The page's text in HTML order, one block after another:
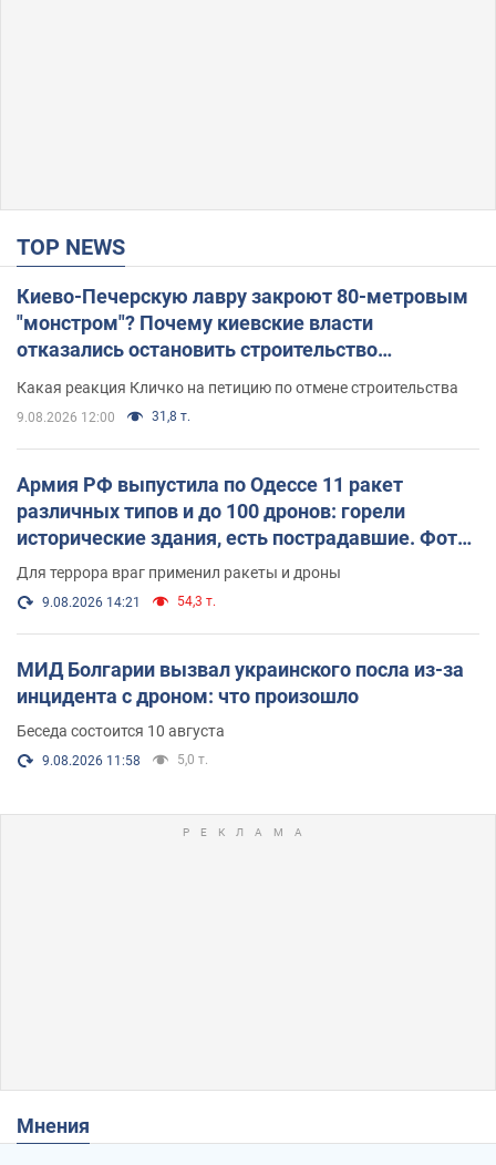
TOP NEWS
Киево-Печерскую лавру закроют 80-метровым
"монстром"? Почему киевские власти
отказались остановить строительство
Какая реакция Кличко на петицию по отмене строительства
9.08.2026 12:00 31,8 т.
Армия РФ выпустила по Одессе 11 ракет
различных типов и до 100 дронов: горели
исторические здания, есть пострадавшие. Фото
и видео
Для террора враг применил ракеты и дроны
9.08.2026 14:21 54,3 т.
МИД Болгарии вызвал украинского посла из-за
инцидента с дроном: что произошло
Беседа состоится 10 августа
9.08.2026 11:58 5,0 т.
Мнения